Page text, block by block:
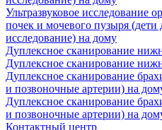
Ультразвуковое исследование
почек и мочевого пузыря (дети
исследование) на дому
Дуплексное сканирование
Дуплексное сканирование
Дуплексное сканирование
и позвоночные артерии) на
Дуплексное сканирование
и позвоночные артерии) на
Контактный центр